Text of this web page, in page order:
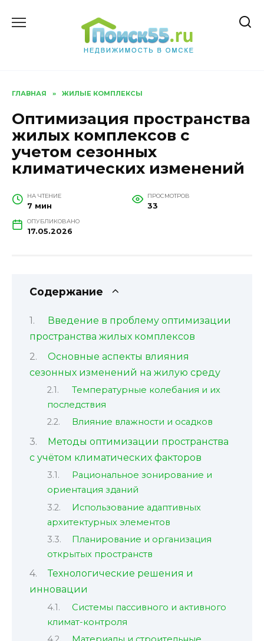
ГЛАВНАЯ » ЖИЛЫЕ КОМПЛЕКСЫ
Оптимизация пространства
жилых комплексов с
учетом сезонных
климатических изменений
НА ЧТЕНИЕ
7 мин
ПРОСМОТРОВ
33
ОПУБЛИКОВАНО
17.05.2026
Содержание
Введение в проблему оптимизации
пространства жилых комплексов
Основные аспекты влияния
сезонных изменений на жилую среду
Температурные колебания и их
последствия
Влияние влажности и осадков
Методы оптимизации пространства
с учётом климатических факторов
Рациональное зонирование и
ориентация зданий
Использование адаптивных
архитектурных элементов
Планирование и организация
открытых пространств
Технологические решения и
инновации
Системы пассивного и активного
климат-контроля